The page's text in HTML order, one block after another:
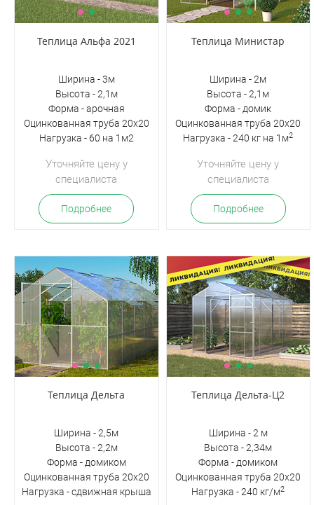
Теплица Альфа 2021
Ширина - 3м
Высота - 2,1м
Форма - арочная
Оцинкованная труба 20х20
Нагрузка - 60 на 1м2
Уточняйте цену у
специалиста
Подробнее
Теплица Министар
Ширина - 2м
Высота - 2,1м
Форма - домик
Оцинкованная труба 20х20
Нагрузка - 240 кг на 1м2
Уточняйте цену у
специалиста
Подробнее
Теплица Дельта
Ширина - 2,5м
Высота - 2,2м
Форма - домиком
Оцинкованная труба 20х20
Нагрузка - сдвижная крыша
Теплица Дельта-Ц2
Ширина - 2 м
Высота - 2,34м
Форма - домиком
Оцинкованная труба 20х20
Нагрузка - 240 кг/м2